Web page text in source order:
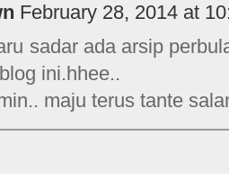
February 28, 2014 at
sadar ada arsip
ini.hhee..
maju terus tante